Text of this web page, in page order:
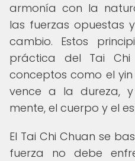
armonía con la
las fuerzas opuestas
cambio. Estos
práctica del Tai
conceptos como el
vence a la dureza,
mente, el cuerpo y el
El Tai Chi Chuan se
fuerza no debe